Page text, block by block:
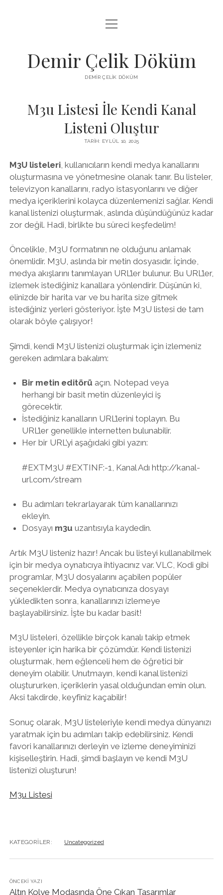
LISTE
ŞIFRESIZ INSTAGRAM BEĞENI KASMA
menüyü
aç
Demir Çelik Döküm
DEMIR ÇELIK DÖKÜM
M3u Listesi İle Kendi Kanal
Listeni Oluştur
TARIH: EYLÜL 10, 2025
M3U listeleri, kullanıcıların kendi medya kanallarını
oluşturmasına ve yönetmesine olanak tanır. Bu listeler,
televizyon kanallarını, radyo istasyonlarını ve diğer
medya içeriklerini kolayca düzenlemenizi sağlar. Kendi
kanal listenizi oluşturmak, aslında düşündüğünüz kadar
zor değil. Hadi, birlikte bu süreci keşfedelim!
Öncelikle, M3U formatının ne olduğunu anlamak
önemlidir. M3U, aslında bir metin dosyasıdır. İçinde,
medya akışlarını tanımlayan URL’ler bulunur. Bu URL’ler,
izlemek istediğiniz kanallara yönlendirir. Düşünün ki,
elinizde bir harita var ve bu harita size gitmek
istediğiniz yerleri gösteriyor. İşte M3U listesi de tam
olarak böyle çalışıyor!
Şimdi, kendi M3U listenizi oluşturmak için izlemeniz
gereken adımlara bakalım:
Bir metin editörü açın. Notepad veya
herhangi bir basit metin düzenleyici iş
görecektir.
İstediğiniz kanalların URL’lerini toplayın. Bu
URL’ler genellikle internetten bulunabilir.
Her bir URL’yi aşağıdaki gibi yazın:
#EXTM3U #EXTINF:-1, Kanal Adı http://kanal-
url.com/stream
Bu adımları tekrarlayarak tüm kanallarınızı
ekleyin.
Dosyayı m3u uzantısıyla kaydedin.
Artık M3U listeniz hazır! Ancak bu listeyi kullanabilmek
için bir medya oynatıcıya ihtiyacınız var. VLC, Kodi gibi
programlar, M3U dosyalarını açabilen popüler
seçeneklerdir. Medya oynatıcınıza dosyayı
yükledikten sonra, kanallarınızı izlemeye
başlayabilirsiniz. İşte bu kadar basit!
M3U listeleri, özellikle birçok kanalı takip etmek
isteyenler için harika bir çözümdür. Kendi listenizi
oluşturmak, hem eğlenceli hem de öğretici bir
deneyim olabilir. Unutmayın, kendi kanal listenizi
oluştururken, içeriklerin yasal olduğundan emin olun.
Aksi takdirde, keyfiniz kaçabilir!
Sonuç olarak, M3U listeleriyle kendi medya dünyanızı
yaratmak için bu adımları takip edebilirsiniz. Kendi
favori kanallarınızı derleyin ve izleme deneyiminizi
kişiselleştirin. Hadi, şimdi başlayın ve kendi M3U
listenizi oluşturun!
M3u Listesi
KATEGORILER: Uncategorized
ÖNCEKI YAZI
Altın Kolye Modasında Öne Çıkan Tasarımlar